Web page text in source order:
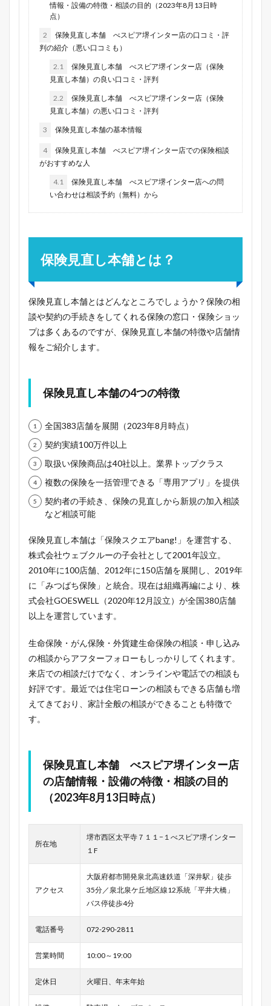
情報・設備の特徴・相談の目的（2023年8月13日時
点）
2
保険見直し本舗 べスピア堺インター店の口コミ・評
判の紹介（悪い口コミも）
2.1
保険見直し本舗 べスピア堺インター店（保険
見直し本舗）の良い口コミ・評判
2.2
保険見直し本舗 べスピア堺インター店（保険
見直し本舗）の悪い口コミ・評判
3 保険見直し本舗の基本情報
4
保険見直し本舗 べスピア堺インター店での保険相談
がおすすめな人
4.1
保険見直し本舗 べスピア堺インター店への問
い合わせは相談予約（無料）から
保険見直し本舗とは？
保険見直し本舗とはどんなところでしょうか？保険の相
談や契約の手続きをしてくれる保険の窓口・保険ショッ
プは多くあるのですが、保険見直し本舗の特徴や店舗情
報をご紹介します。
保険見直し本舗の4つの特徴
全国383店舗を展開（2023年8月時点）
契約実績100万件以上
取扱い保険商品は40社以上。業界トップクラス
複数の保険を一括管理できる「専用アプリ」を提供
契約者の手続き、保険の見直しから新規の加入相談
など相談可能
保険見直し本舗は「保険スクエアbang!」を運営する、
株式会社ウェブクルーの子会社として2001年設立。
2010年に100店舗、2012年に150店舗を展開し、2019年
に「みつばち保険」と統合。現在は組織再編により、株
式会社GOESWELL（2020年12月設立）が全国380店舗
以上を運営しています。
生命保険・がん保険・外貨建生命保険の相談・申し込み
の相談からアフターフォローもしっかりしてくれます。
来店での相談だけでなく、オンラインや電話での相談も
好評です。最近では住宅ローンの相談もできる店舗も増
えてきており、家計全般の相談ができることも特徴で
す。
保険見直し本舗 べスピア堺インター店
の店舗情報・設備の特徴・相談の目的
（2023年8月13日時点）
所在地
堺市西区太平寺７１１−１べスピア堺インター
１F
アクセス
大阪府都市開発泉北高速鉄道「深井駅」徒歩
35分／泉北泉ケ丘地区線12系統「平井大橋」
バス停徒歩4分
電話番号 072-290-2811
営業時間 10:00～19:00
定休日 火曜日、年末年始